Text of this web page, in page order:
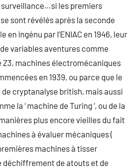
surveillance…si les premiers
sont révélés après la seconde
en ingénu par l’ENIAC en 1946, leur
variables aventures comme
Z3, machines électromécaniques
en 1939, ou parce que le
de cryptanalyse british, mais aussi
la ‘ machine de Turing ‘, ou de la
plus encore vieilles du fait
à évaluer mécaniques (
machines à tisser
déchiffrement de atouts et de